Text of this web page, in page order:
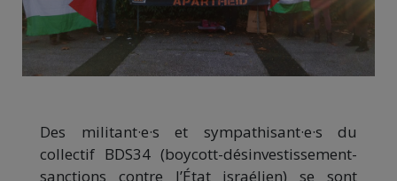
Des militant·e·s et sympathisant·e·s du
collectif BDS34 (boycott-désinvestissement-
sanctions contre l’État israélien) se sont